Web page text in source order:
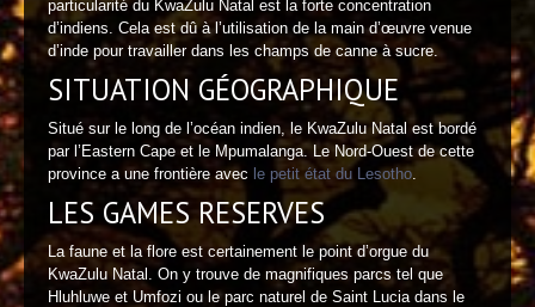
particularité du KwaZulu Natal est la forte concentration
d’indiens. Cela est dû à l’utilisation de la main d’œuvre venue
d’inde pour travailler dans les champs de canne à sucre.
SITUATION GÉOGRAPHIQUE
Situé sur le long de l’océan indien, le KwaZulu Natal est bordé
par l’Eastern Cape et le Mpumalanga. Le Nord-Ouest de cette
province a une frontière avec le petit état du Lesotho
LES GAMES RESERVES
La faune et la flore est certainement le point d’orgue du
KwaZulu Natal. On y trouve de magnifiques parcs tel que
Hluhluwe et Umfozi ou le parc naturel de Saint Lucia dans le